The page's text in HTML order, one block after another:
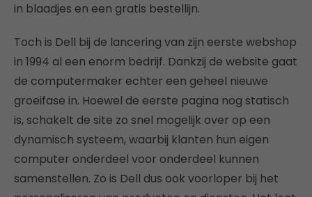
in blaadjes en een gratis bestellijn.
Toch is Dell bij de lancering van zijn eerste webshop
in 1994 al een enorm bedrijf. Dankzij de website gaat
de computermaker echter een geheel nieuwe
groeifase in. Hoewel de eerste pagina nog statisch
is, schakelt de site zo snel mogelijk over op een
dynamisch systeem, waarbij klanten hun eigen
computer onderdeel voor onderdeel kunnen
samenstellen. Zo is Dell dus ook voorloper bij het